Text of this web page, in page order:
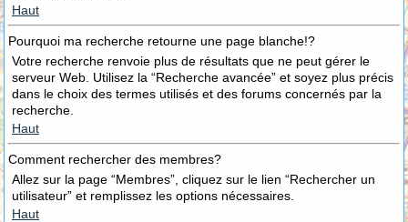
Haut
Pourquoi ma recherche retourne une page blanche!?
Votre recherche renvoie plus de résultats que ne peut gérer le
serveur Web. Utilisez la “Recherche avancée” et soyez plus précis
dans le choix des termes utilisés et des forums concernés par la
recherche.
Haut
Comment rechercher des membres?
Allez sur la page “Membres”, cliquez sur le lien “Rechercher un
utilisateur” et remplissez les options nécessaires.
Haut